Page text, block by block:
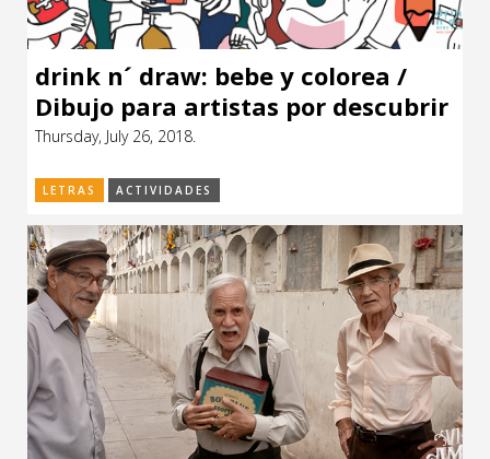
drink n´ draw: bebe y colorea /
Dibujo para artistas por descubrir
Thursday, July 26, 2018.
LETRAS ACTIVIDADES